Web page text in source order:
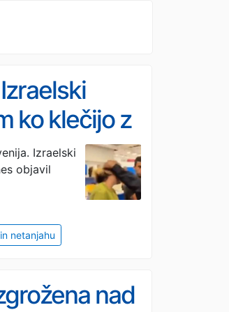
ko klečijo z
(VIDEO)
Izraelski
objavil
netanjahu
nad